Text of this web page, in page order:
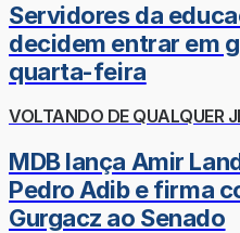
Servidores da
decidem entrar em
quarta-feira
VOLTANDO DE QUALQUER
MDB lança Amir
Pedro Adib e firma
Gurgacz ao Senado